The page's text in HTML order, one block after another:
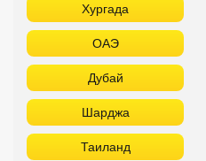
Хургада
ОАЭ
Дубай
Шарджа
Таиланд